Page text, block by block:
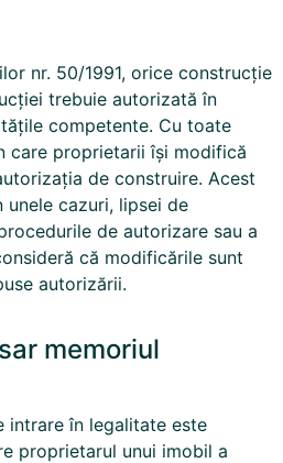
nr. 50/1991, orice construcție
trebuie autorizată în
competente. Cu toate
care proprietarii își modifică
de construire. Acest
cazuri, lipsei de
de autorizare sau a
că modificările sunt
autorizării.
memoriul
intrare în legalitate este
proprietarul unui imobil a